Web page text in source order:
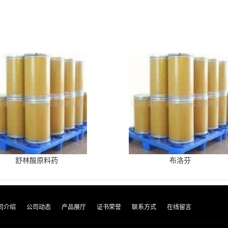
舒林酸原料药 布洛芬
介绍 公司动态 产品展厅 证书荣誉 联系方式 在线留言